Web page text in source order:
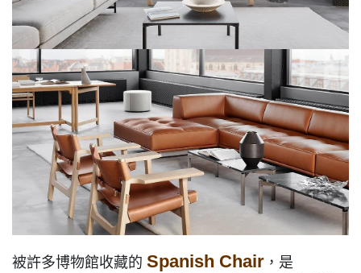
被許多博物館收藏的 Spanish Chair ，是